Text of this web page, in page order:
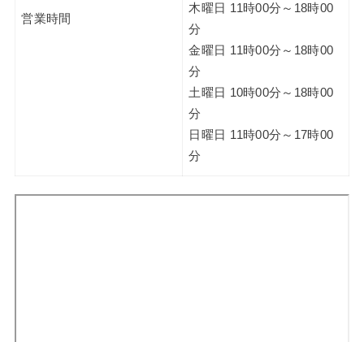
営業時間
木曜日 11時00分～18時00
分
金曜日 11時00分～18時00
分
土曜日 10時00分～18時00
分
日曜日 11時00分～17時00
分